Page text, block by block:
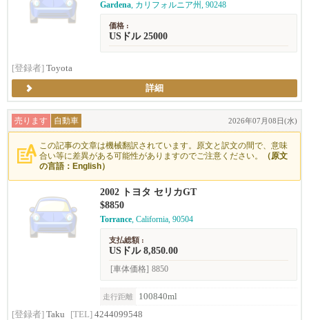
Gardena, カリフォルニア州, 90248
価格 :
USドル 25000
[登録者] Toyota
詳細
売ります 自動車 2026年07月08日(水)
この記事の文章は機械翻訳されています。原文と訳文の間で、意味
合い等に差異がある可能性がありますのでご注意ください。
（原文
の言語：English）
2002 トヨタ セリカGT
$8850
Torrance, California, 90504
支払総額 :
USドル 8,850.00
[車体価格] 8850
走行距離
100840ml
[登録者] Taku [TEL] 4244099548